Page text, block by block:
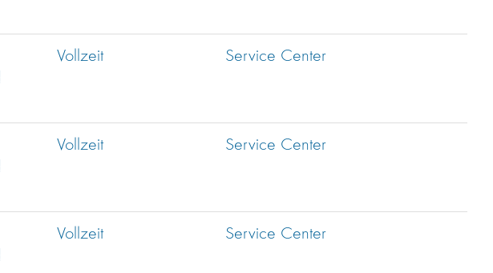
Vollzeit Service Center
Vollzeit Service Center
Vollzeit Service Center